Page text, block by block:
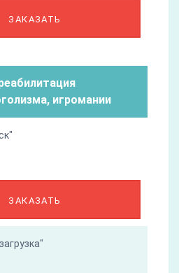
ЗАКАЗАТЬ
игромании
ЗАКАЗАТЬ